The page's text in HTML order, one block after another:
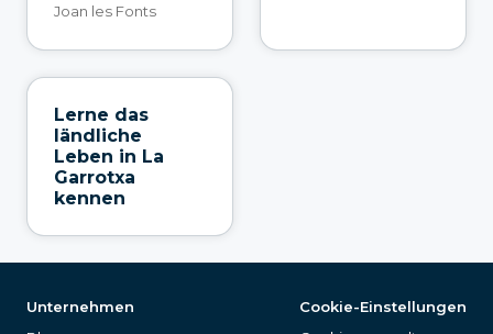
Joan les Fonts
Lerne das
ländliche
Leben in La
Garrotxa
kennen
Unternehmen
Cookie-Einstellungen